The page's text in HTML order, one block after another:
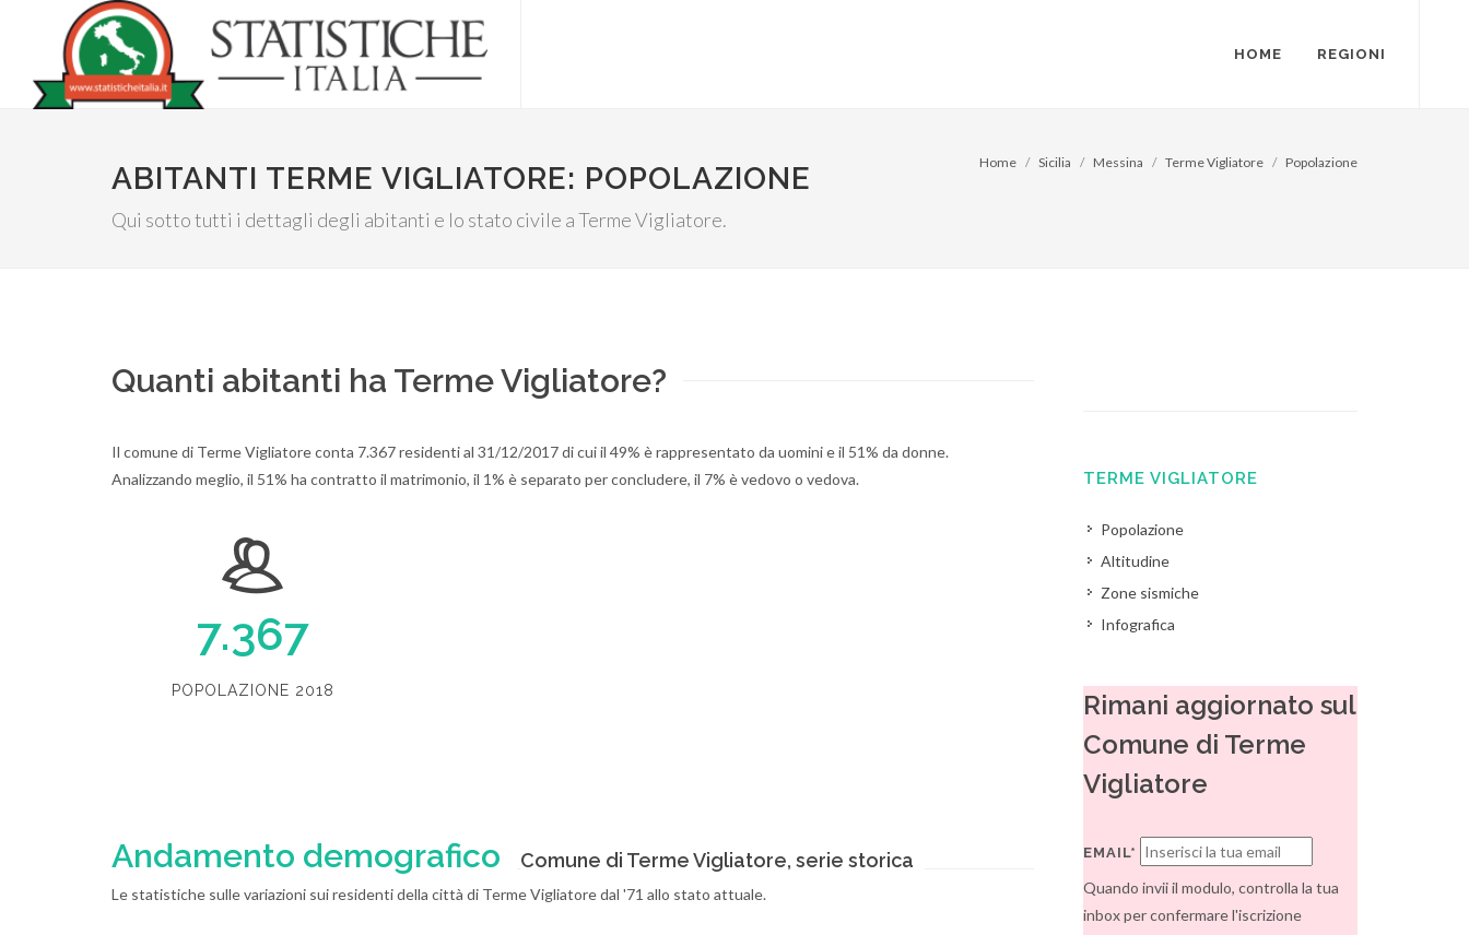
HOME REGIONI
ABITANTI TERME VIGLIATORE: POPOLAZIONE
Qui sotto tutti i dettagli degli abitanti e lo stato civile a Terme Vigliatore.
Home Sicilia Messina Terme Vigliatore Popolazione
Quanti abitanti ha Terme Vigliatore?
Il comune di Terme Vigliatore conta 7.367 residenti al 31/12/2017 di cui il 49% è rappresentato da uomini e il 51% da donne.
Analizzando meglio, il 51% ha contratto il matrimonio, il 1% è separato per concludere, il 7% è vedovo o vedova.
7.367
POPOLAZIONE 2018
Andamento demografico Comune di Terme Vigliatore, serie storica
Le statistiche sulle variazioni sui residenti della città di Terme Vigliatore dal '71 allo stato attuale.
TERME VIGLIATORE
Popolazione
Altitudine
Zone sismiche
Infografica
Rimani aggiornato sul
Comune di Terme
Vigliatore
EMAIL*
Quando invii il modulo, controlla la tua
inbox per confermare l'iscrizione